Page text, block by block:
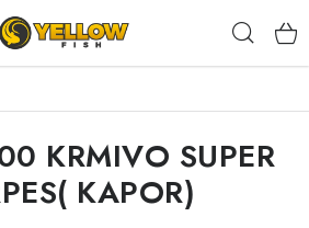
KRMIVO SUPER
KAPOR)